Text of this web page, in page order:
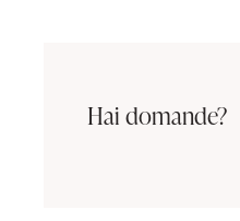
Hai domande?